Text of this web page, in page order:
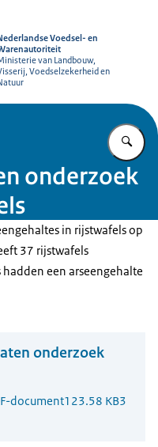
Voedsel- en
van Landbouw,
Voedselzekerheid en
onderzoek
in rijstwafels op
37 rijstwafels
een arseengehalte
onderzoek
document123.58 KB3